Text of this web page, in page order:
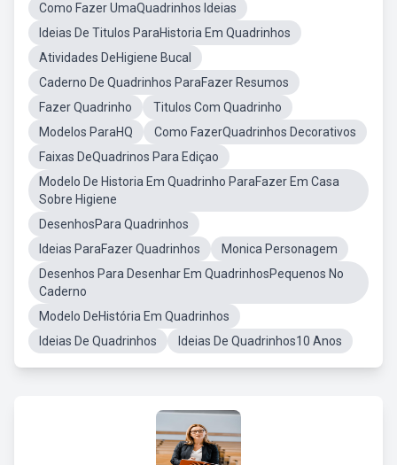
Como Fazer UmaQuadrinhos Ideias
Ideias De Titulos ParaHistoria Em Quadrinhos
Atividades DeHigiene Bucal
Caderno De Quadrinhos ParaFazer Resumos
Fazer Quadrinho
Titulos Com Quadrinho
Modelos ParaHQ
Como FazerQuadrinhos Decorativos
Faixas DeQuadrinos Para Ediçao
Modelo De Historia Em Quadrinho ParaFazer Em Casa
Sobre Higiene
DesenhosPara Quadrinhos
Ideias ParaFazer Quadrinhos
Monica Personagem
Desenhos Para Desenhar Em QuadrinhosPequenos No
Caderno
Modelo DeHistória Em Quadrinhos
Ideias De Quadrinhos
Ideias De Quadrinhos10 Anos